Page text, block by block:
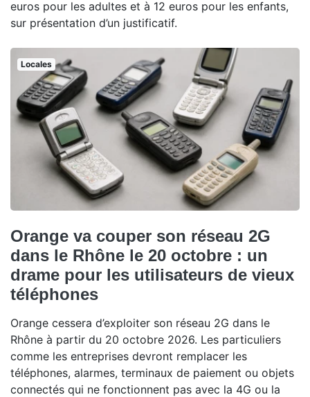
euros pour les adultes et à 12 euros pour les enfants,
sur présentation d’un justificatif.
Locales
Orange va couper son réseau 2G
dans le Rhône le 20 octobre : un
drame pour les utilisateurs de vieux
téléphones
Orange cessera d’exploiter son réseau 2G dans le
Rhône à partir du 20 octobre 2026. Les particuliers
comme les entreprises devront remplacer les
téléphones, alarmes, terminaux de paiement ou objets
connectés qui ne fonctionnent pas avec la 4G ou la